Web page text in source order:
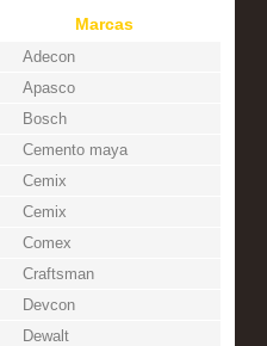
Marcas
Adecon
Apasco
Bosch
Cemento maya
Cemix
Cemix
Comex
Craftsman
Devcon
Dewalt